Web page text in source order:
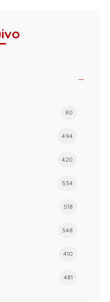
80
494
420
534
518
548
410
481